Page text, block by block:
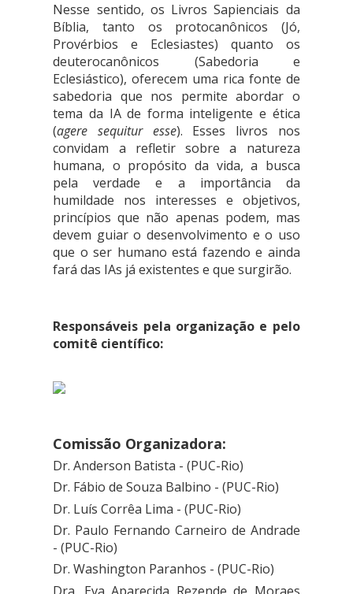
Nesse sentido, os Livros Sapienciais da
Bíblia, tanto os protocanônicos (Jó,
Provérbios e Eclesiastes) quanto os
deuterocanônicos (Sabedoria e
Eclesiástico), oferecem uma rica fonte de
sabedoria que nos permite abordar o
tema da IA de forma inteligente e ética
(agere sequitur esse). Esses livros nos
convidam a refletir sobre a natureza
humana, o propósito da vida, a busca
pela verdade e a importância da
humildade nos interesses e objetivos,
princípios que não apenas podem, mas
devem guiar o desenvolvimento e o uso
que o ser humano está fazendo e ainda
fará das IAs já existentes e que surgirão.
Responsáveis pela organização e pelo
comitê científico:
Comissão Organizadora:
Dr. Anderson Batista - (PUC-Rio)
Dr. Fábio de Souza Balbino -(PUC-Rio)
Dr. Luís Corrêa Lima -(PUC-Rio)
Dr. Paulo Fernando Carneiro de Andrade
-(PUC-Rio)
Dr. Washington Paranhos -(PUC-Rio)
Dra. Eva Aparecida Rezende de Moraes